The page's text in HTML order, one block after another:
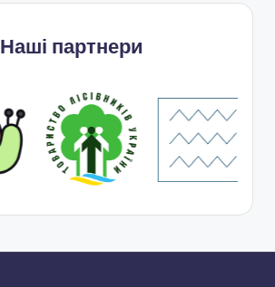
Наші партнери